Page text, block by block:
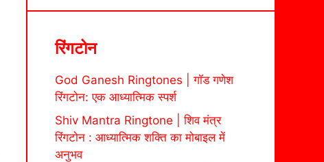
रिंगटोन
God Ganesh Ringtones | गॉड गणेश
रिंगटोन: एक आध्यात्मिक स्पर्श
Shiv Mantra Ringtone | शिव मंत्र
रिंगटोन : आध्यात्मिक शक्ति का मोबाइल में
अनुभव